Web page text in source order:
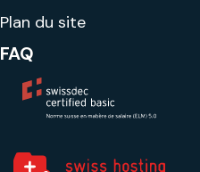
Plan du site
FAQ